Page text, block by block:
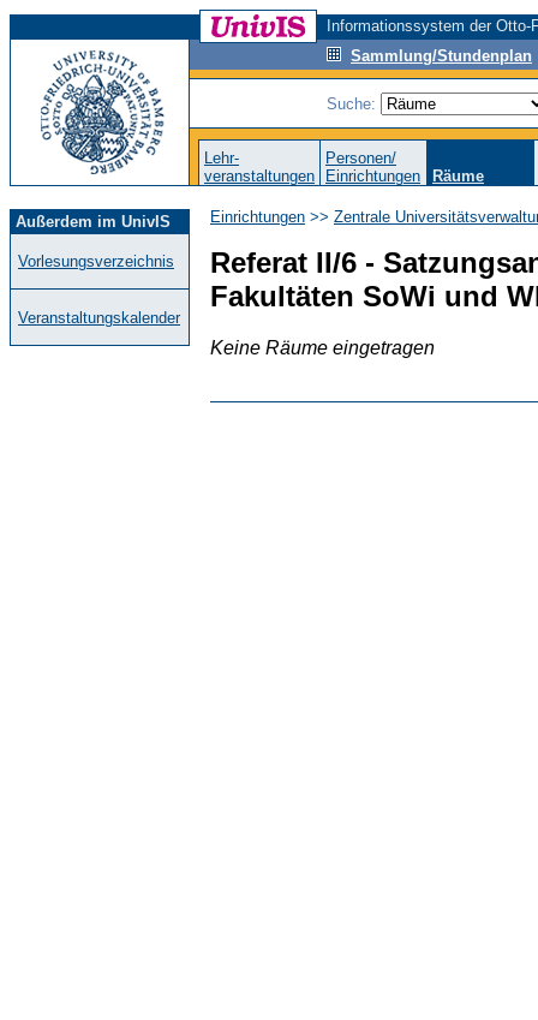
Informationssystem der
Sammlung/Stundenplan
Suche:
Lehr-
veranstaltungen
Personen/
Einrichtungen
Räume
Außerdem im UnivIS
Vorlesungsverzeichnis
Veranstaltungskalender
Einrichtungen >> Zentrale
Referat II/6 -
Fakultäten SoWi und
Keine Räume eingetragen